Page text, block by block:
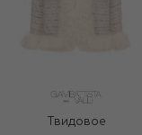
Твидовое